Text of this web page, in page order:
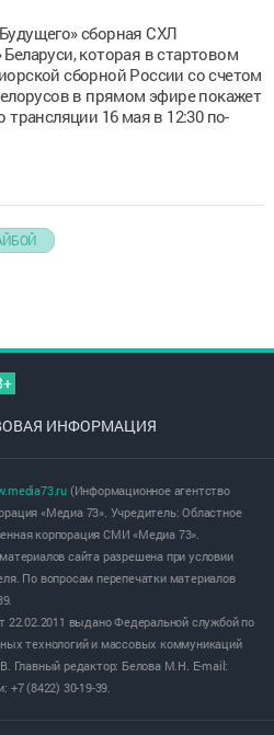
сборная СХЛ
которая в стартовом
сборной России со счетом
в прямом эфире покажет
трансляции 16 мая в 12:30 по-
ИНФОРМАЦИЯ
(Информационное агентство
«Медиа 73». Учредитель: Областное
корпорация СМИ «Медиа 73».
сайта разрешена при условии
По вопросам перепечатки материалов
выдано Федеральной службой по
технологий и массовых коммуникаций
Главный редактор: Белова М.Н. E-mail:
+7 (8422) 30-19-39.